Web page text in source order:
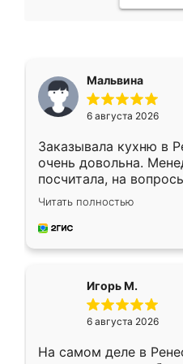
Мальвина
6 августа 2026
Заказывала кухню в
очень довольна.
посчитала, на
Замерщик приехал в
делу со всей
за день, ребята
Читать полностью
Игорь М.
6 августа 2026
На самом деле в